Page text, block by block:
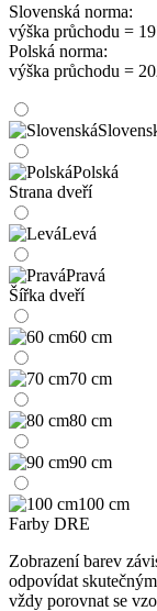
Slovenská norma:
výška průchodu =
Polská norma:
výška průchodu =
Polská
Strana dveří
Levá
Pravá
Šířka dveří
60 cm
70 cm
80 cm
90 cm
100 cm
Farby DRE
Zobrazení barev
odpovídat
vždy porovnat se